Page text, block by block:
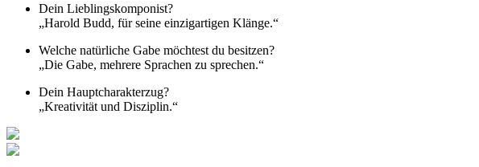
Dein Lieblingskomponist?
„Harold Budd, für seine einzigartigen Klänge.“
Welche natürliche Gabe möchtest du besitzen?
„Die Gabe, mehrere Sprachen zu sprechen.“
Dein Hauptcharakterzug?
„Kreativität und Disziplin.“